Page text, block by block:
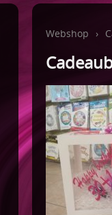
Webshop ›